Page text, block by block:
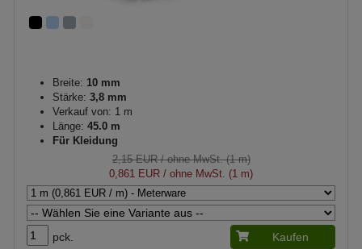
Breite: 10 mm
Stärke: 3,8 mm
Verkauf von: 1 m
Länge: 45.0 m
Für Kleidung
2,15 EUR/ ohne MwSt. (1 m)
0,861 EUR / ohne MwSt. (1 m)
pck. Kaufen